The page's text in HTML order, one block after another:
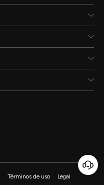
Términos de uso
Legal